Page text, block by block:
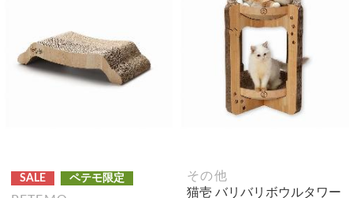
SALE ペテモ限定
その他
猫壱 バリバリボウルタワー